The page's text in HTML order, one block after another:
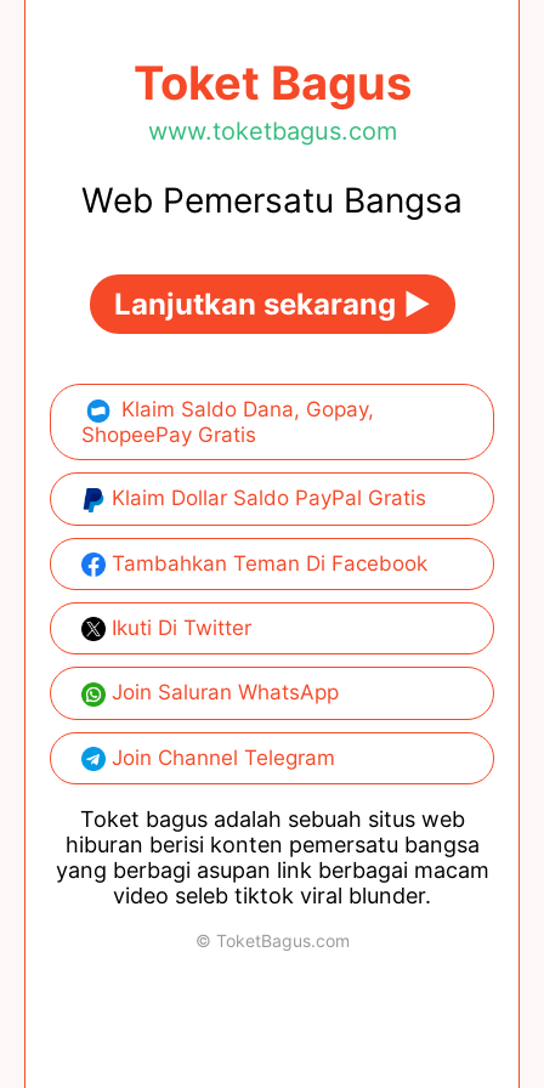
Toket Bagus
www.toketbagus.com
Web Pemersatu Bangsa
Lanjutkan sekarang ►
Klaim Saldo Dana, Gopay,
ShopeePay Gratis
Klaim Dollar Saldo PayPal Gratis
Tambahkan Teman Di Facebook
Ikuti Di Twitter
Join Saluran WhatsApp
Join Channel Telegram
Toket bagus adalah sebuah situs web
hiburan berisi konten pemersatu bangsa
yang berbagi asupan link berbagai macam
video seleb tiktok viral blunder.
© ToketBagus.com